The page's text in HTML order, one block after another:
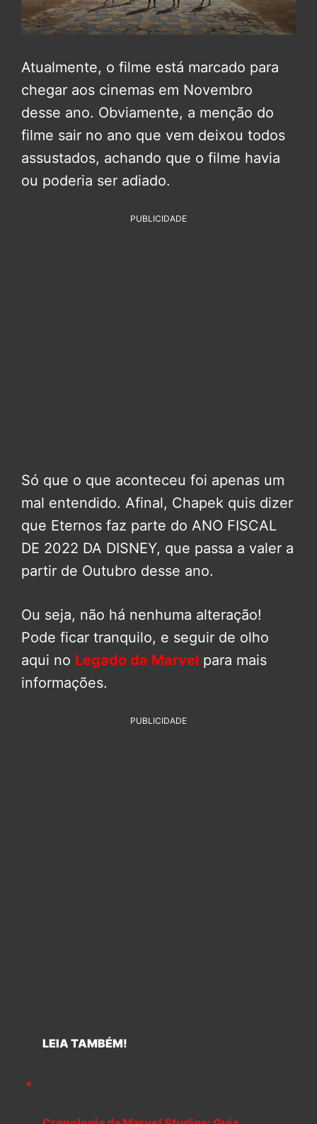
Atualmente, o filme está marcado para
chegar aos cinemas em Novembro
desse ano. Obviamente, a menção do
filme sair no ano que vem deixou todos
assustados, achando que o filme havia
ou poderia ser adiado.
PUBLICIDADE
Só que o que aconteceu foi apenas um
mal entendido. Afinal, Chapek quis dizer
que Eternos faz parte do ANO FISCAL
DE 2022 DA DISNEY, que passa a valer a
partir de Outubro desse ano.
Ou seja, não há nenhuma alteração!
Pode ficar tranquilo, e seguir de olho
aqui no Legado da Marvel para mais
informações.
PUBLICIDADE
LEIA TAMBÉM!